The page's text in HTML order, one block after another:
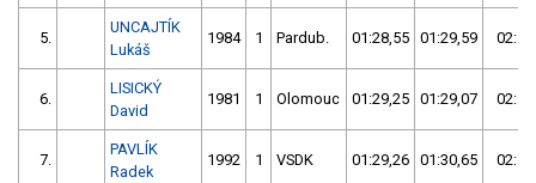
5.
UNCAJTÍK
Lukáš
1984 1 Pardub. 01:28,55 01:29,59
6.
LISICKÝ
David
1981 1 Olomouc 01:29,25 01:29,07
7.
PAVLÍK
Radek
1992 1 VSDK 01:29,26 01:30,65